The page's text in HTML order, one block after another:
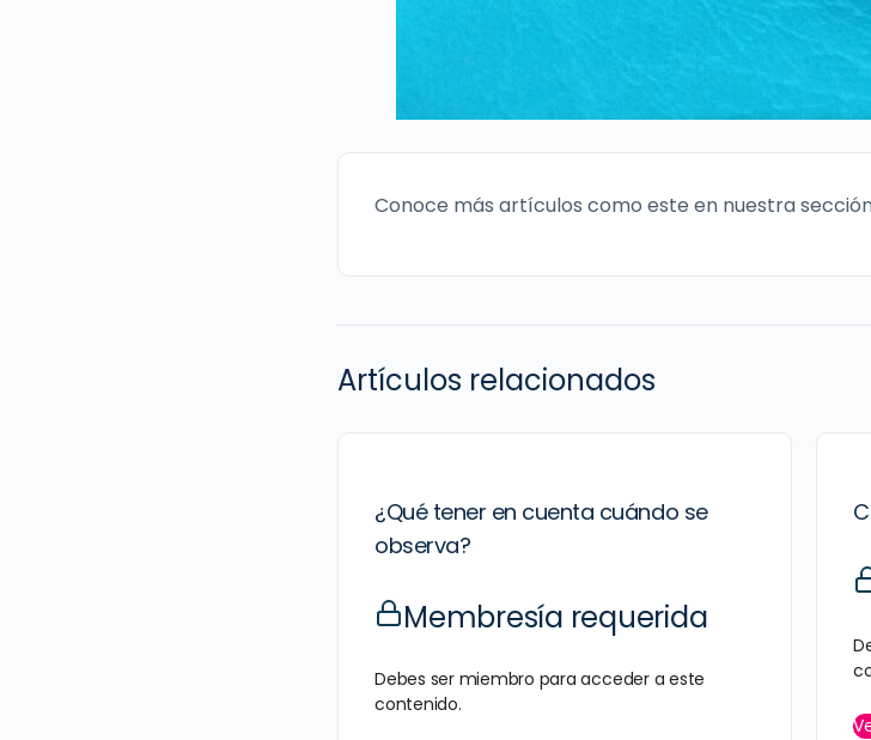
Conoce más artículos como este en nuestra
Artículos relacionados
¿Qué tener en cuenta cuándo se
observa?
Membresía requerida
Debes ser miembro para acceder a este
contenido.